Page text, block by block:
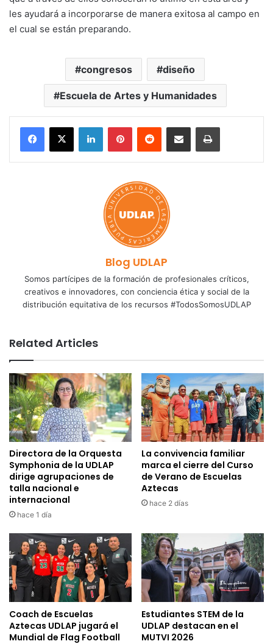
les ayudará a incorporarse de manera exitosa al campo en
el cual se están preparando.
congresos diseño
Escuela de Artes y Humanidades
LinkedInPinterestReddit Share via Email Print
Blog UDLAP
Somos partícipes de la formación de profesionales críticos,
creativos e innovadores, con conciencia ética y social de la
distribución equitativa de los recursos #TodosSomosUDLAP
Related Articles
Directora de la Orquesta
Symphonia de la UDLAP
dirige agrupaciones de
talla nacional e
internacional
hace 1 día
La convivencia familiar
marca el cierre del Curso
de Verano de Escuelas
Aztecas
hace 2 días
Coach de Escuelas
Aztecas UDLAP jugará el
Mundial de Flag Football
Estudiantes STEM de la
UDLAP destacan en el
MUTVI 2026